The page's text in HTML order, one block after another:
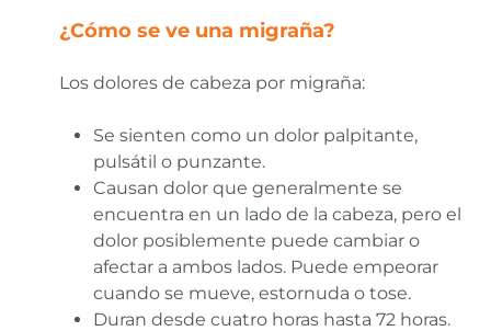
¿Cómo se ve una migraña?
Los dolores de cabeza por migraña:
Se sienten como un dolor palpitante,
pulsátil o punzante.
Causan dolor que generalmente se
encuentra en un lado de la cabeza, pero el
dolor posiblemente puede cambiar o
afectar a ambos lados. Puede empeorar
cuando se mueve, estornuda o tose.
Duran desde cuatro horas hasta 72 horas.